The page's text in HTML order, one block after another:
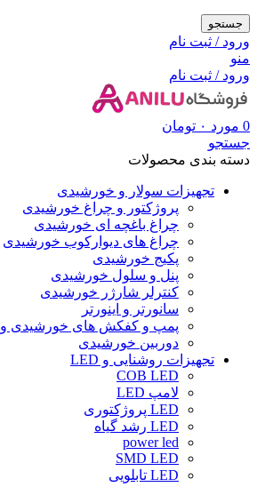
جستجو
ورود / ثبت نام
منو
ورود / ثبت نام
0 مورد ۰ تومان
جستجو
دسته بندی محصولات
تجهیزات سولار و خورشیدی
پروژکتور و چراغ خورشیدی
چراغ باغچه ای خورشیدی
چراغ های دیوارکوب خورشیدی
پکیج خورشیدی
پنل و سلول خورشیدی
کنترلر شارژر خورشیدی
سانورتر و اینورتر
پمپ و کفکش های خورشیدی و DC
دوربین خورشیدی
تجهیزات روشنایی و LED
COB LED
لامپ LED
LED پروژکتوری
LED رشد گیاه
power led
SMD LED
LED تابلویی